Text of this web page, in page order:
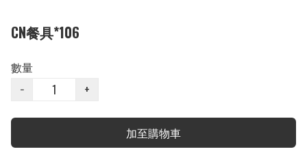
CN餐具*106
數量
−
+
加至購物車